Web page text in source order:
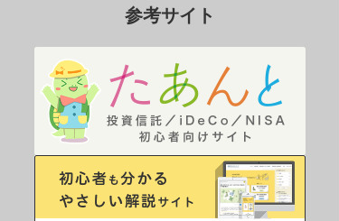
参考サイト